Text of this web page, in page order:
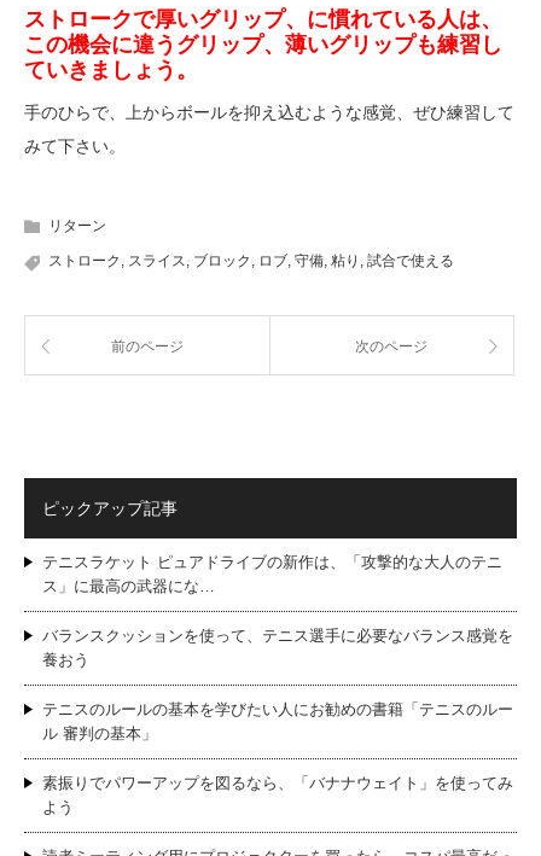
ストロークで厚いグリップ、に慣れている人は、
この機会に違うグリップ、薄いグリップも練習し
ていきましょう。
手のひらで、上からボールを抑え込むような感覚、ぜひ練習して
みて下さい。
リターン
ストローク , スライス, ブロック , ロブ, 守備, 粘り , 試合で使える
前のページ 次のページ
ピックアップ記事
テニスラケット ピュアドライブの新作は、「攻撃的な大人のテニ
ス」に最高の武器にな…
バランスクッションを使って、テニス選手に必要なバランス感覚を
養おう
テニスのルールの基本を学びたい人にお勧めの書籍「テニスのルー
ル 審判の基本」
素振りでパワーアップを図るなら、「バナナウェイト」を使ってみ
よう